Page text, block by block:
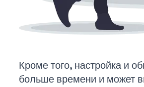
Кроме того, настройка и
больше времени и может